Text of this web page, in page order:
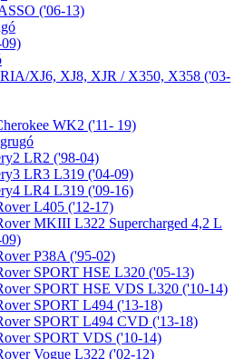
('06-13)
XJ6, XJ8, XJR / X350, X358 ('03-
WK2 ('11- 19)
LR2 ('98-04)
LR3 L319 ('04-09)
LR4 L319 ('09-16)
L405 ('12-17)
MKIII L322 Supercharged 4,2 L
P38A ('95-02)
SPORT HSE L320 ('05-13)
SPORT HSE VDS L320 ('10-14)
SPORT L494 ('13-18)
SPORT L494 CVD ('13-18)
SPORT VDS ('10-14)
Vogue L322 ('02-12)